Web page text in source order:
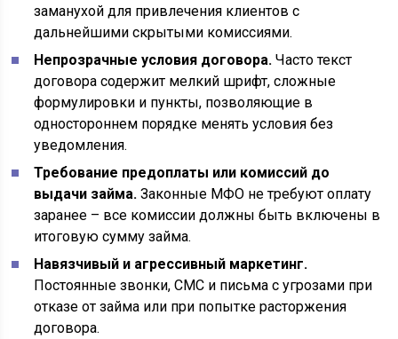
заманухой для привлечения клиентов с
дальнейшими скрытыми комиссиями.
Непрозрачные условия договора. Часто текст
договора содержит мелкий шрифт, сложные
формулировки и пункты, позволяющие в
одностороннем порядке менять условия без
уведомления.
Требование предоплаты или комиссий до
выдачи займа. Законные МФО не требуют оплату
заранее – все комиссии должны быть включены в
итоговую сумму займа.
Навязчивый и агрессивный маркетинг.
Постоянные звонки, СМС и письма с угрозами при
отказе от займа или при попытке расторжения
договора.